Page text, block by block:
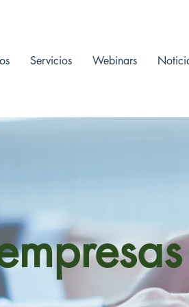
Servicios Webinars